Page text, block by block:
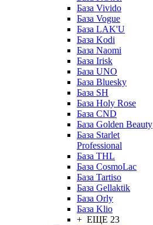
База Vivido
База Vogue
База LAK'U
База Kodi
База Naomi
База Irisk
База UNO
База Bluesky
База SH
База Holy Rose
База CND
База Golden Beauty
База Starlet
Professional
База THL
База CosmoLac
База Tartiso
База Gellaktik
База Orly
База Klio
+ ЕЩЕ 23